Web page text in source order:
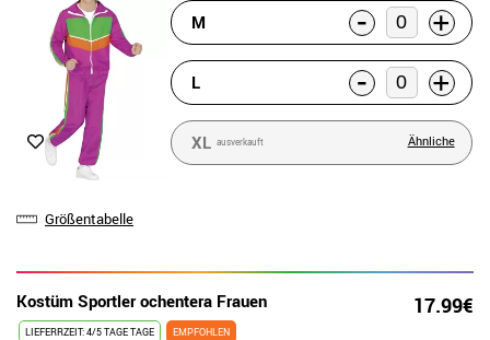
Größentabelle
M - +
L - +
XL ausverkauft Ähnliche
Kostüm Sportler ochentera Frauen 17.99€
LIEFERRZEIT: 4/5 TAGE TAGE EMPFOHLEN